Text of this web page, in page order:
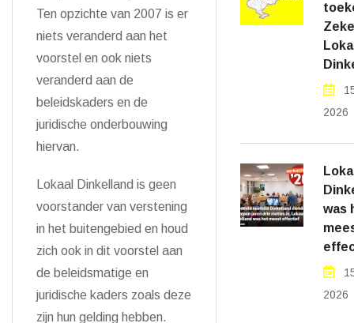
Ten opzichte van 2007 is er
niets veranderd aan het
voorstel en ook niets
veranderd aan de
beleidskaders en de
juridische onderbouwing
hiervan.
Lokaal Dinkelland is geen
voorstander van verstening
in het buitengebied en houd
zich ook in dit voorstel aan
de beleidsmatige en
juridische kaders zoals deze
zijn hun gelding hebben.
2026
was
2026